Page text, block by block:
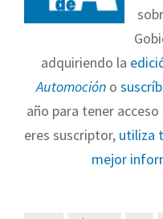
adquiriendo la
Automoción o
año para tener
eres suscriptor, utiliza
mejor